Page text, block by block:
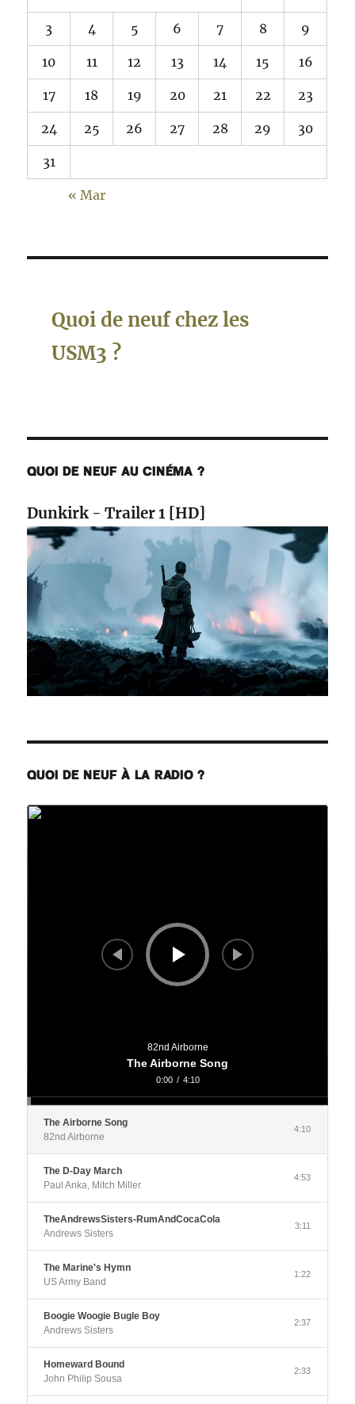
3 4 5 6 7 8 9
10 11 12 13 14 15 16
17 18 19 20 21 22 23
24 25 26 27 28 29 30
31
« Mar
Quoi de neuf chez les
USM3 ?
QUOI DE NEUF AU CINÉMA ?
Dunkirk - Trailer 1 [HD]
QUOI DE NEUF À LA RADIO ?
Lecteur
audio
82nd Airborne
The Airborne Song
0:00 / 4:10
The Airborne Song
82nd Airborne
4:10
The D-Day March
Paul Anka, Mitch Miller
4:53
TheAndrewsSisters-RumAndCocaCola
Andrews Sisters
3:11
The Marine's Hymn
US Army Band
1:22
Boogie Woogie Bugle Boy
Andrews Sisters
2:37
Homeward Bound
John Philip Sousa
2:33